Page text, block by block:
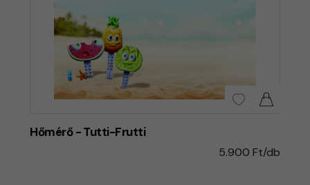
Hőmérő - Tutti-Frutti
5.900 Ft/db